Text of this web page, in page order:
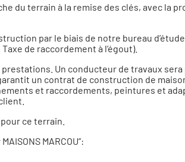
du terrain à la remise des clés, avec la
par le biais de notre bureau
de raccordement à l’égout).
Un conducteur de travaux
un contrat de construction de
et raccordements, peintures et
ce terrain.
MARCOU”: